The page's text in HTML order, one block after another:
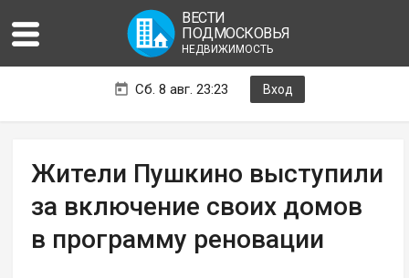
ВЕСТИ
ПОДМОСКОВЬЯ
НЕДВИЖИМОСТЬ
Сб. 8 авг. 23:23 Вход
Жители Пушкино выступили
за включение своих домов
в программу реновации